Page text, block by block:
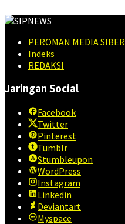
PEROMAN MEDIA SIBER
Indeks
REDAKSI
Jaringan Social
Facebook
Twitter
Pinterest
Tumblr
Stumbleupon
WordPress
Instagram
Linkedin
Deviantart
Myspace